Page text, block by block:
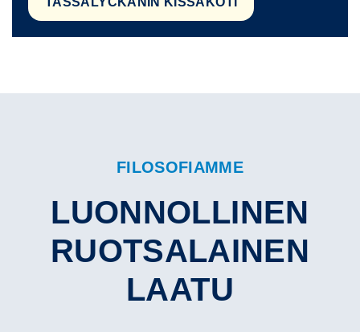
FILOSOFIAMME
LUONNOLLINEN
RUOTSALAINEN
LAATU